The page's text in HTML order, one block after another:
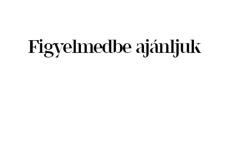
Figyelmedbe ajánljuk